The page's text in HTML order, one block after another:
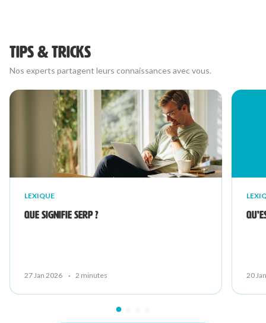
TIPS & TRICKS
Nos experts partagent leurs connaissances avec vous.
LEXIQUE
Que signifie SERP ?
27 Jan 2026 · 2 minutes 20